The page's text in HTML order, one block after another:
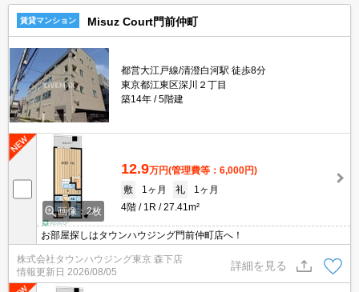
賃貸マンション Misuz Court門前仲町
都営大江戸線/清澄白河駅 徒歩8分
東京都江東区深川２丁目
築14年
5階建
画像：2枚
12.9万円(管理費等：6,000円)
敷
1ヶ月 礼
1ヶ月
4階
1R 27.41m²
お部屋探しはタウンハウジング門前仲町店へ！
株式会社タウンハウジング東京 森下店
情報更新日 2026/08/05
詳細を見る